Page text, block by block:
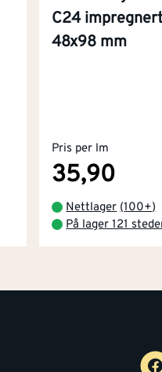
C24
48x98 mm
Pris per lm
35,90
Nettlager (100+)
På lager 121